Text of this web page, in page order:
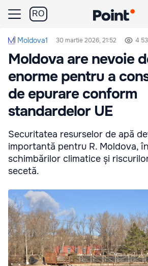
RO
Moldova1 30 martie 2026, 21:52 4
Moldova are nevoie
enorme pentru a
de epurare conform
standardelor UE
Securitatea resurselor de apă
importantă pentru R. Moldova,
schimbărilor climatice și
secetă.